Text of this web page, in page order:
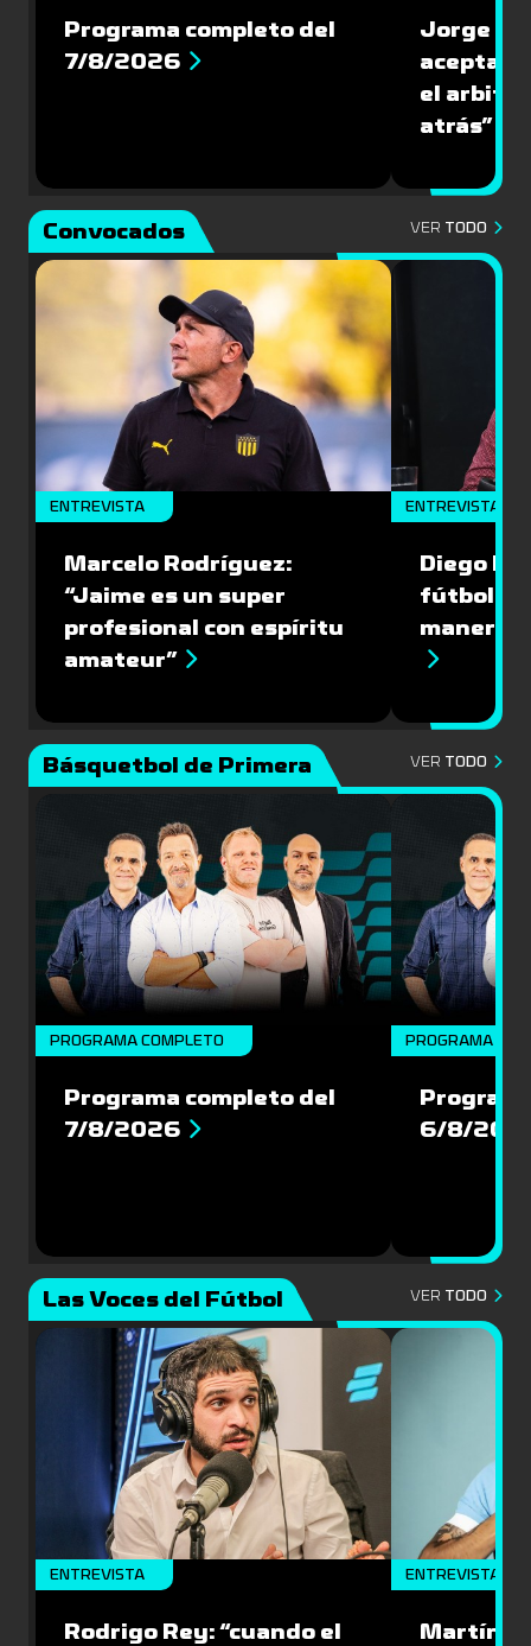
Programa completo del
7/8/2026
Jorge
aceptar
el
atrás”
Convocados VER TODO
ENTREVISTA
Marcelo Rodríguez:
“Jaime es un super
profesional con espíritu
amateur”
ENTREVISTA
Diego
fútbol
manera
Básquetbol de Primera VER TODO
PROGRAMA COMPLETO
Programa completo del
7/8/2026
PROGRAMA
6/8/
Las Voces del Fútbol VER TODO
ENTREVISTA
Rodrigo Rey: “cuando el
ENTREVISTA
Martín